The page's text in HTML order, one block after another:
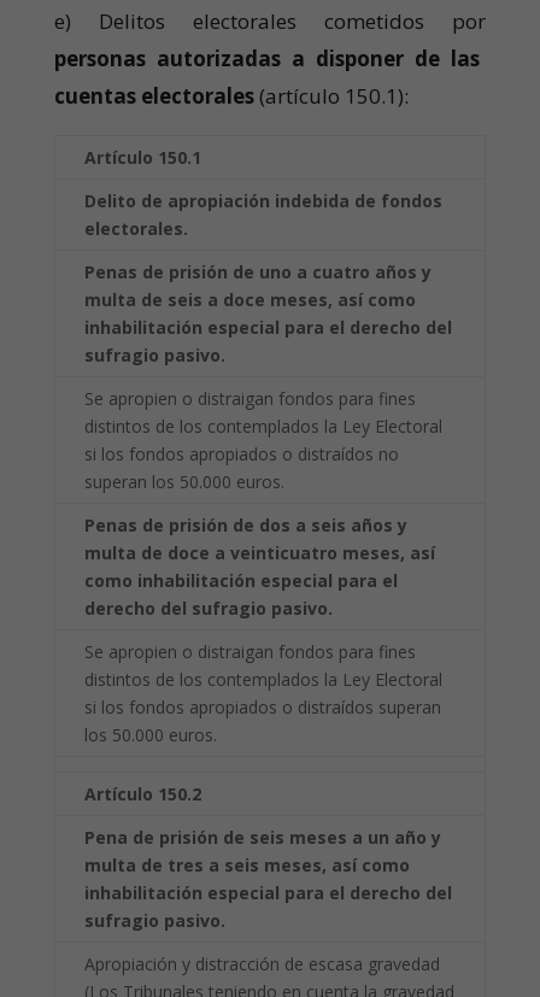
e) Delitos electorales cometidos por
personas autorizadas a disponer de las
cuentas electorales(artículo 150.1):
Artículo 150.1
Delito de apropiación indebida de fondos
electorales.
Penas de prisión de uno a cuatro años y
multa de seis a doce meses, así como
inhabilitación especial para el derecho del
sufragio pasivo.
Se apropien o distraigan fondos para fines
distintos de los contemplados la Ley Electoral
si los fondos apropiados o distraídos no
superan los 50.000 euros.
Penas de prisión de dos a seis años y
multa de doce a veinticuatro meses, así
como inhabilitación especial para el
derecho del sufragio pasivo.
Se apropien o distraigan fondos para fines
distintos de los contemplados la Ley Electoral
si los fondos apropiados o distraídos superan
los 50.000 euros.
Artículo 150.2
Pena de prisión de seis meses a un año y
multa de tres a seis meses, así como
inhabilitación especial para el derecho del
sufragio pasivo.
Apropiación y distracción de escasa gravedad
(Los Tribunales teniendo en cuenta la gravedad